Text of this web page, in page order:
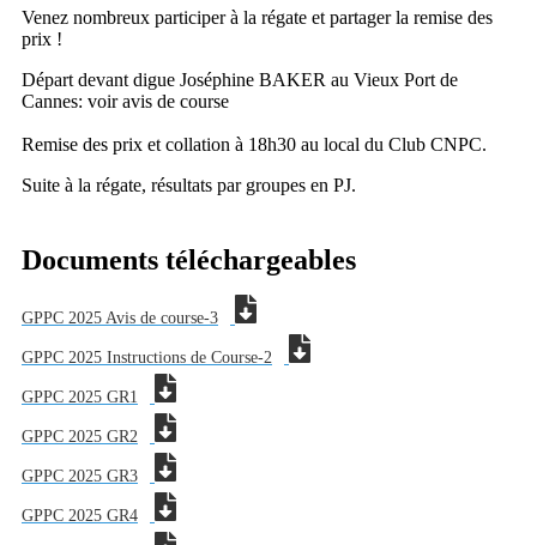
Venez nombreux participer à la régate et partager la remise des
prix !
Départ devant digue Joséphine BAKER au Vieux Port de
Cannes: voir avis de course
Remise des prix et collation à 18h30 au local du Club CNPC.
Suite à la régate, résultats par groupes en PJ.
Documents téléchargeables
GPPC 2025 Avis de course-3
GPPC 2025 Instructions de Course-2
GPPC 2025 GR1
GPPC 2025 GR2
GPPC 2025 GR3
GPPC 2025 GR4